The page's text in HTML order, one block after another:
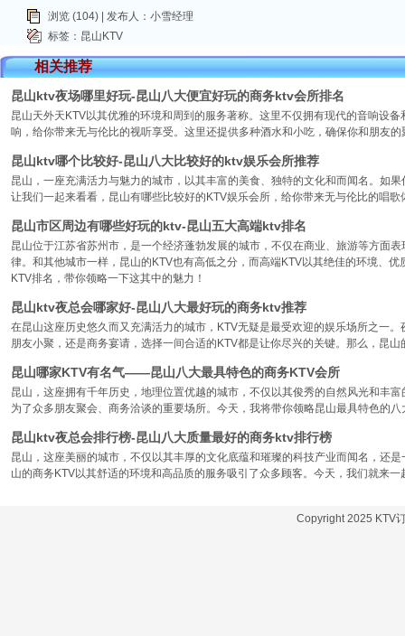
相关推荐
昆山ktv夜场哪里好玩-昆山八大便宜好玩的商务ktv会所排名
昆山天外天KTV以其优雅的环境和周到的服务著称。这里不仅拥有现代的音响设
响，给你带来无与伦比的视听享受。这里还提供多种酒水和小吃，确保你和朋友的
昆山ktv哪个比较好-昆山八大比较好的ktv娱乐会所推荐
昆山，一座充满活力与魅力的城市，以其丰富的美食、独特的文化和而闻名。如
让我们一起来看看，昆山有哪些比较好的KTV娱乐会所，给你带来无与伦比的唱歌
昆山市区周边有哪些好玩的ktv-昆山五大高端ktv排名
昆山位于江苏省苏州市，是一个经济蓬勃发展的城市，不仅在商业、旅游等方面
律。和其他城市一样，昆山的KTV也有高低之分，而高端KTV以其绝佳的环境、
KTV排名，带你领略一下这其中的魅力！
昆山ktv夜总会哪家好-昆山八大最好玩的商务ktv推荐
在昆山这座历史悠久而又充满活力的城市，KTV无疑是最受欢迎的娱乐场所之一
朋友小聚，还是商务宴请，选择一间合适的KTV都是让你尽兴的关键。那么，昆
昆山哪家KTV有名气——昆山八大最具特色的商务KTV会所
昆山，这座拥有千年历史，地理位置优越的城市，不仅以其俊秀的自然风光和丰
为了众多朋友聚会、商务洽谈的重要场所。今天，我将带你领略昆山最具特色的
昆山ktv夜总会排行榜-昆山八大质量最好的商务ktv排行榜
昆山，这座美丽的城市，不仅以其丰厚的文化底蕴和璀璨的科技产业而闻名，还
山的商务KTV以其舒适的环境和高品质的服务吸引了众多顾客。今天，我们就来
浏览 (104) | 发布人：小雪经理
标签： 昆山KTV
Copyright 2025 KTV